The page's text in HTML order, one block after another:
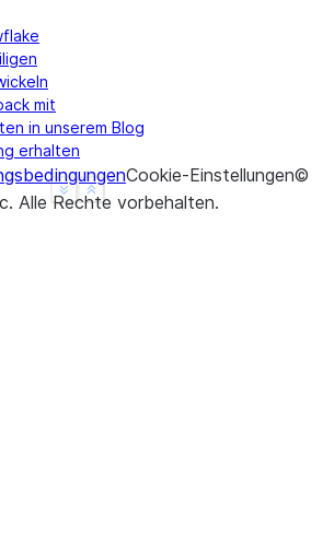
Show less
See more
mit
in unserem Blog
erhalten
Cookie-Einstellungen©
Alle Rechte vorbehalten.